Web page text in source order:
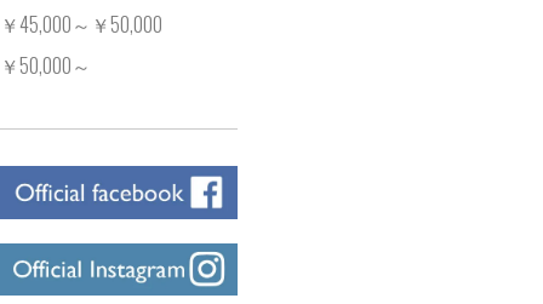
￥45,000～￥50,000
￥50,000～